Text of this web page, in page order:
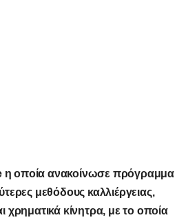
η οποία ανακοίνωσε πρόγραμμα
μεθόδους καλλιέργειας,
χρηματικά κίνητρα, με το οποία